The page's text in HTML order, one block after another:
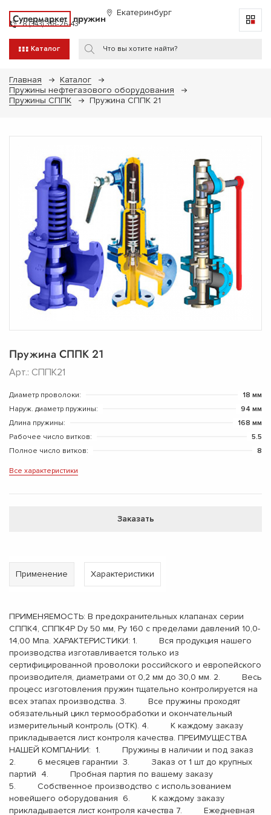
Супермаркет пружин Екатеринбург
8 (343) 318-26-43
Каталог
Главная
Каталог
Пружины нефтегазового оборудования
Пружины СППК
Пружина СППК 21
Пружина СППК 21
Арт.: СППК21
Диаметр проволоки:
18 мм
Наруж. диаметр пружины:
94 мм
Длина пружины:
168 мм
Рабочее число витков:
5.5
Полное число витков:
8
Все характеристики
Заказать
Применение Характеристики
ПРИМЕНЯЕМОСТЬ: В предохранительных клапанах серии
СППК4, СППК4Р Dу 50 мм, Ру 160 с пределами давлений 10,0-
14,00 Мпа. ХАРАКТЕРИСТИКИ: 1. Вся продукция нашего
производства изготавливается только из
сертифицированной проволоки российского и европейского
производителя, диаметрами от 0,2 мм до 30,0 мм. 2. Весь
процесс изготовления пружин тщательно контролируется на
всех этапах производства. 3. Все пружины проходят
обязательный цикл термообработки и окончательный
измерительный контроль (ОТК). 4. К каждому заказу
прикладывается лист контроля качества. ПРЕИМУЩЕСТВА
НАШЕЙ КОМПАНИИ: 1. Пружины в наличии и под заказ
2. 6 месяцев гарантии 3. Заказ от 1 шт до крупных
партий 4. Пробная партия по вашему заказу
5. Собственное производство с использованием
новейшего оборудования 6. К каждому заказу
прикладывается лист контроля качества 7. Ежедневная